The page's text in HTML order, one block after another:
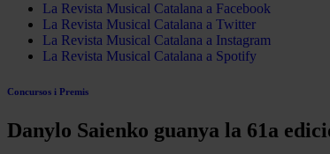
La Revista Musical Catalana a Facebook
La Revista Musical Catalana a Twitter
La Revista Musical Catalana a Instagram
La Revista Musical Catalana a Spotify
Concursos i Premis
Danylo Saienko guanya la 61a